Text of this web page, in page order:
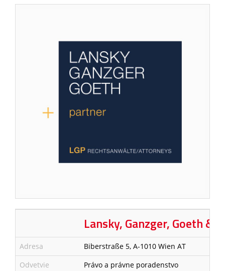
Lansky, Ganzger, Goeth &
Adresa
Biberstraße 5, A-1010 Wien AT
Odvetvie
Právo a právne poradenstvo